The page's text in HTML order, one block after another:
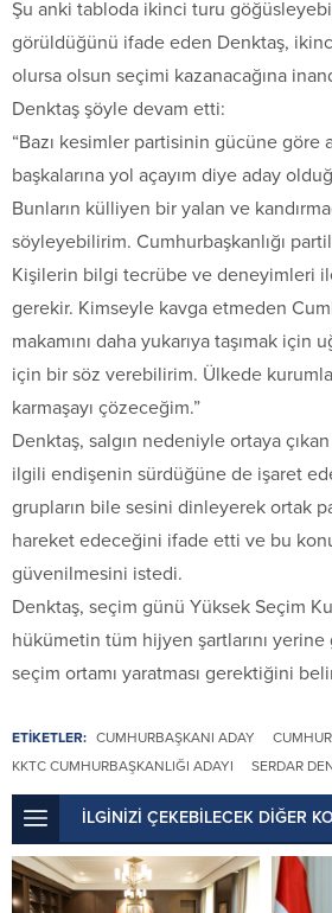
Şu anki tabloda ikinci turu
görüldüğünü ifade eden Denktaş,
olursa olsun seçimi kazanacağına
Denktaş şöyle devam etti:
“Bazı kesimler partisinin gücüne göre
başkalarına yol açayım diye aday
Bunların külliyen bir yalan ve
söyleyebilirim. Cumhurbaşkanlığı
Kişilerin bilgi tecrübe ve deneyimleri
gerekir. Kimseyle kavga etmeden
makamını daha yukarıya taşımak için
için bir söz verebilirim. Ülkede
karmaşayı çözeceğim.”
Denktaş, salgın nedeniyle ortaya
ilgili endişenin sürdüğüne de işaret
grupların bile sesini dinleyerek ortak
hareket edeceğini ifade etti ve bu
güvenilmesini istedi.
Denktaş, seçim günü Yüksek Seçim
hükümetin tüm hijyen şartlarını
seçim ortamı yaratması gerektiğini
ETİKETLER: CUMHURBAŞKANI ADAY
KKTC CUMHURBAŞKANLIĞI ADAYI
SERDAR
İLGİNİZİ ÇEKEBİLECEK DİĞER